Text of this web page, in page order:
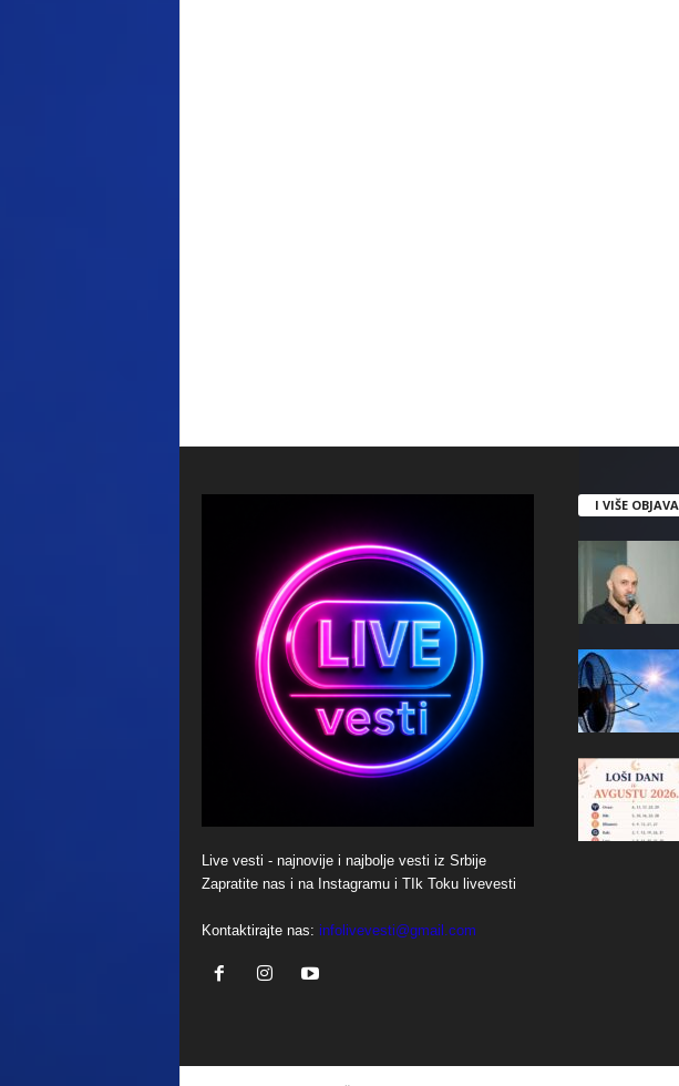
Live vesti - najnovije i najbolje vesti iz Srbije
Zapratite nas i na Instagramu i TIk Toku livevesti
Kontaktirajte nas: infolivevesti@gmail.com
I VIŠE OBJAVA